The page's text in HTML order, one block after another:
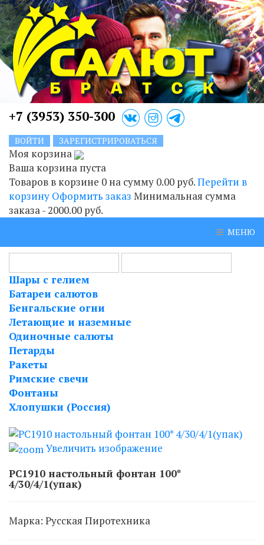
+7 (3953) 350-300
ВОЙТИ ЗАРЕГИСТРИРОВАТЬСЯ
Моя корзина
Ваша корзина пуста
Товаров в корзине 0 на сумму 0.00 руб.Перейти в
корзину Оформить заказ Минимальная сумма
заказа - 2000.00 руб.
МЕНЮ
Шары с гелием
Батареи салютов
Бенгальские огни
Летающие и наземные
Одиночные салюты
Петарды
Ракеты
Римские свечи
Фонтаны
Хлопушки (Россия)
Увеличить изображение
РС1910 настольный фонтан 100*
4/30/4/1(упак)
Марка: Русская Пиротехника